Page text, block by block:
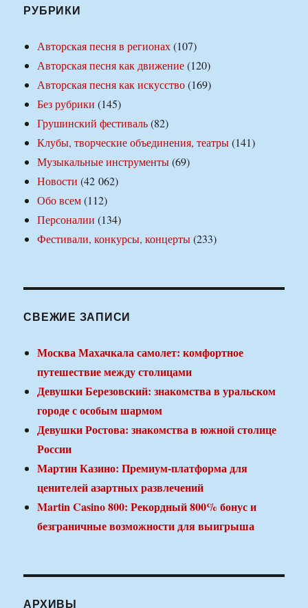
РУБРИКИ
Авторская песня в регионах(107)
Авторская песня как движение(120)
Авторская песня как искусство(169)
Без рубрики (145)
Грушинский фестиваль(82)
Клубы, творческие объединения, театры(141)
Музыкальные инструменты(69)
Новости (42 062)
Обо всем(112)
Персоналии (134)
Фестивали, конкурсы, концерты(233)
СВЕЖИЕ ЗАПИСИ
Москва Махачкала самолет: комфортное
путешествие между столицами
Девушки Березовский: знакомства в уральском
городе с особым шармом
Девушки Ростова: знакомства в южной столице
России
Мартин Казино: Премиум-платформа для
ценителей азартных развлечений
Martin Casino 800: Рекордный 800% бонус и
безграничные возможности для выигрыша
АРХИВЫ